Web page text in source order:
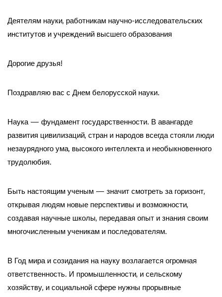
Деятелям науки, работникам научно-исследовательских
институтов и учреждений высшего образования
Дорогие друзья!
Поздравляю вас с Днем белорусской науки.
Наука — фундамент государственности. В авангарде
развития цивилизаций, стран и народов всегда стояли люди
незаурядного ума, высокого интеллекта и необыкновенного
трудолюбия.
Быть настоящим ученым — значит смотреть за горизонт,
открывая людям новые перспективы и возможности,
создавая научные школы, передавая опыт и знания своим
многочисленным ученикам и последователям.
В Год мира и созидания на науку возлагается огромная
ответственность. И промышленности, и сельскому
хозяйству, и социальной сфере нужны прорывные